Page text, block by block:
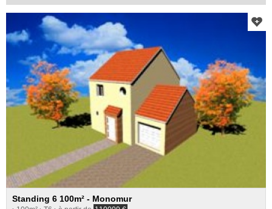
Standing 6 100m² - Monomur